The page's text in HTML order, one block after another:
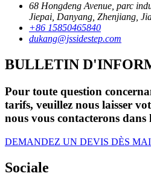
68 Hongdeng Avenue, parc
Jiepai, Danyang, Zhenjiang,
+86 15850465840
dukang@jssidestep.com
BULLETIN
Pour toute question
tarifs, veuillez nous laisser
nous vous contacterons dans
DEMANDEZ UN DEVIS DÈS
Sociale